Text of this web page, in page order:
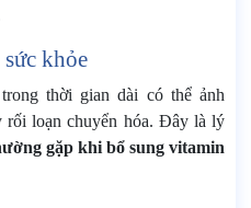
khỏe
thời gian dài có thể ảnh
rối loạn chuyển hóa. Đây là lý
gặp khi bổ sung vitamin